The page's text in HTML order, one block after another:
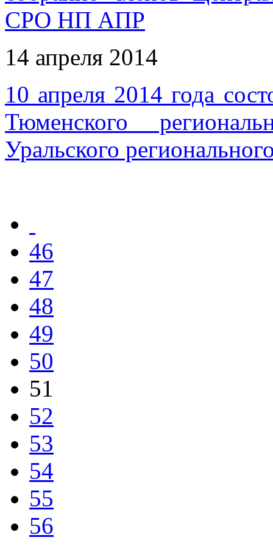
СРО НП АПР
14 апреля 2014
10 апреля 2014 года
Тюменского
Уральского
46
47
48
49
50
51
52
53
54
55
56